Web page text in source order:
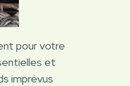
pour votre
et
imprévus